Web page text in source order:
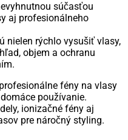
súčasťou
aj profesionálneho
nielen rýchlo vysušiť vlasy,
objem a ochranu
fény na vlasy
používanie.
ionizačné fény aj
pre náročný styling.